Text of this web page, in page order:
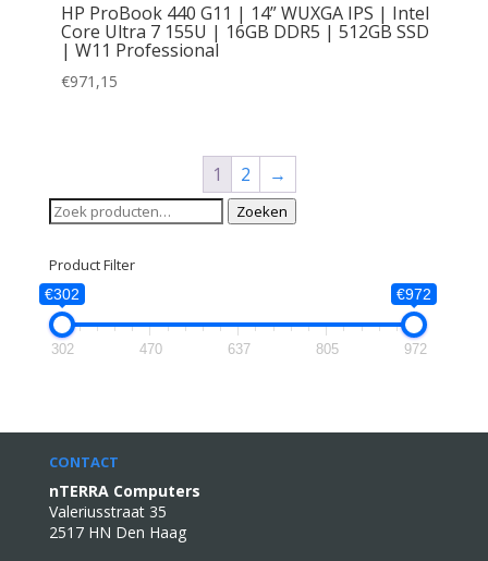
HP ProBook 440 G11 | 14” WUXGA IPS | Intel
Core Ultra 7 155U | 16GB DDR5 | 512GB SSD
| W11 Professional
€971,15
1 2
→
Zoeken
naar:
Zoeken
Product Filter
€302 €972
302 470 637 805 972
CONTACT
nTERRA Computers
Valeriusstraat 35
2517 HN Den Haag